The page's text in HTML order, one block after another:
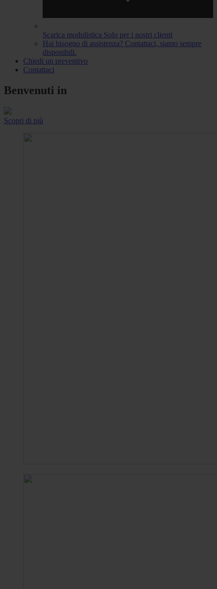
Scarica modulistica Solo per i nostri clienti
Hai bisogno di assistenza? Contattaci, siamo sempre
disponibili.
Chiedi un preventivo
Contattaci
Benvenuti in
Scopri di più